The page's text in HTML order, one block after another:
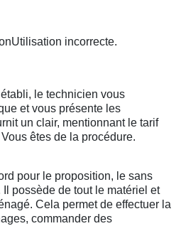
incorrecte.
le technicien vous
et vous présente les
un clair, mentionnant le tarif
êtes de la procédure.
pour le proposition, le sans
possède de tout le matériel et
Cela permet de effectuer la
commander des